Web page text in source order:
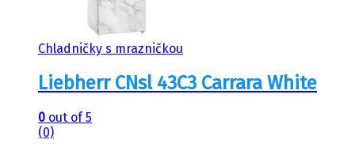
Chladničky s mrazničkou
Liebherr CNsl 43C3 Carrara White
0 out of 5
(0)